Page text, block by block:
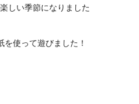
しい季節になりました
使って遊びました！